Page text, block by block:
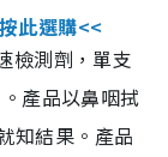
此選購<<
檢測劑，單支
產品以鼻咽拭
知結果。產品